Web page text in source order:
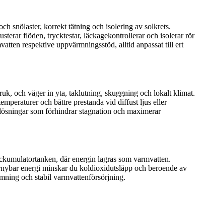
snölaster, korrekt tätning och isolering av solkrets.
flöden, trycktestar, läckagekontrollerar och isolerar rör
respektive uppvärmningsstöd, alltid anpassat till ert
och väger in yta, taklutning, skuggning och lokalt klimat.
och bättre prestanda vid diffust ljus eller
som förhindrar stagnation och maximerar
där energin lagras som varmvatten.
energi minskar du koldioxidutsläpp och beroende av
och stabil varmvattenförsörjning.